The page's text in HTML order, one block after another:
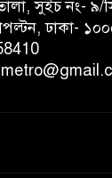
সুইচ নং- ৯/
ঢাকা-